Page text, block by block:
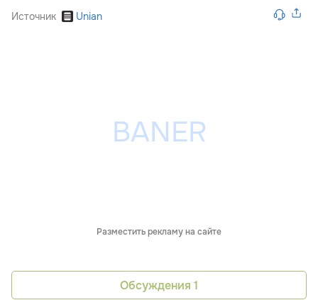
Источник Unian
Разместить рекламу на сайте
Обсуждения 1